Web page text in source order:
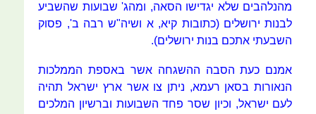
מהנלהבים שלא יגדישו הסאה, ומהג' שבועות שהשביע
לבנות ירושלים (כתובות קיא, א ושיה"ש רבה ב', פסוק
השבעתי אתכם בנות ירושלים).
אמנם כעת הסבה ההשגחה אשר באספת הממלכות
הנאורות בסאן רעמא, ניתן צו אשר ארץ ישראל תהיה
לעם ישראל, וכיון שסר פחד השבועות וברשיון המלכים